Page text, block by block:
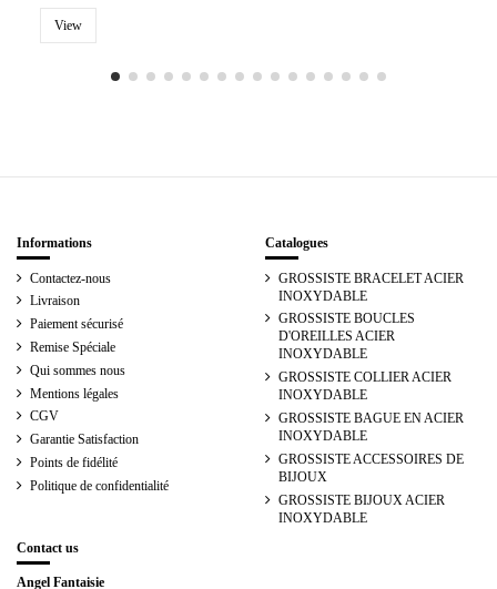
View
Informations
Contactez-nous
Livraison
Paiement sécurisé
Remise Spéciale
Qui sommes nous
Mentions légales
CGV
Garantie Satisfaction
Points de fidélité
Politique de confidentialité
Catalogues
GROSSISTE BRACELET ACIER
INOXYDABLE
GROSSISTE BOUCLES
D'OREILLES ACIER
INOXYDABLE
GROSSISTE COLLIER ACIER
INOXYDABLE
GROSSISTE BAGUE EN ACIER
INOXYDABLE
GROSSISTE ACCESSOIRES DE
BIJOUX
GROSSISTE BIJOUX ACIER
INOXYDABLE
Contact us
Angel Fantaisie